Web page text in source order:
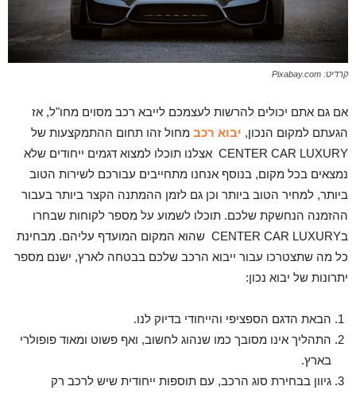
קרדיט: Pixabay.com
אם גם אתם יכולים להרשות לעצמכם לייבא רכב מסוים מחו"ל, אז
הגעתם למקום הנכון, יבוא רכב מחול זהו תחום ההתמקצעות של
CENTER CAR LUXURY אצלנו תוכלו למצוא דגמים ייחודים שלא
נמצאים בכל מקום, בנוסף אנחנו מתחייבים עבורכם לשירות הטוב
ביותר, למחיר הטוב ביותר וכן גם לזמן ההמתנה הקצר ביותר בעבור
ההזמנה הנחשקת שלכם. תוכלו לשמוע על מספר לקוחות שבחרו
בCENTER CAR LUXURY שהוא המקום המועדף עליהם. מבחינת
כל מה שתצטרכו עבור ייבוא הרכב שלכם בבטחה לארץ, ישנם מספר
יתרונות של יבוא נכון:
הבאת הדגם הספציפי והייחודי בדיוק לנו.
התהליך אינו מסובך כמו שנהוג לחשוב, ואף פשוט ומאוד פופולרי
בארץ.
גיוון בבחירת סוג הרכב, עם תוספות ייחודית שיש לרכב רק